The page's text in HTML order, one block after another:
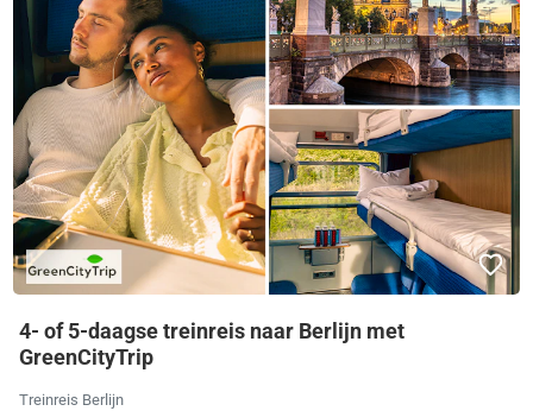
4- of 5-daagse treinreis naar Berlijn met
GreenCityTrip
Treinreis Berlijn